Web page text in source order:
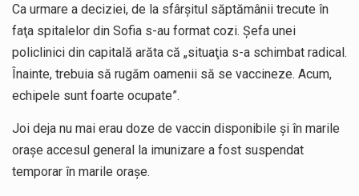
Ca urmare a deciziei, de la sfârşitul săptămânii trecute în
faţa spitalelor din Sofia s-au format cozi. Şefa unei
policlinici din capitală arăta că „situaţia s-a schimbat radical.
Înainte, trebuia să rugăm oamenii să se vaccineze. Acum,
echipele sunt foarte ocupate”.
Joi deja nu mai erau doze de vaccin disponibile şi în marile
oraşe accesul general la imunizare a fost suspendat
temporar în marile oraşe.